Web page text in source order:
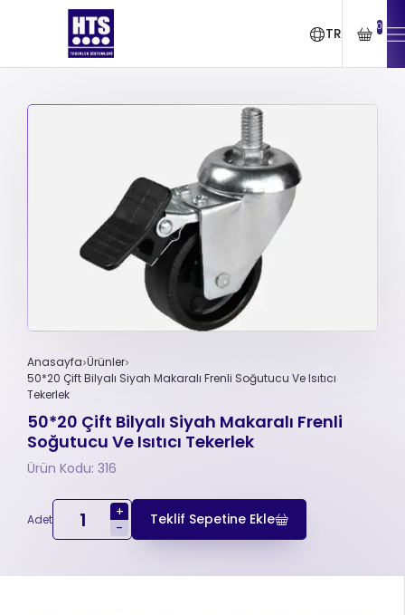
TR 0
Anasayfa Ürünler
50*20 Çift Bilyalı Siyah Makaralı Frenli Soğutucu Ve Isıtıcı
Tekerlek
50*20 Çift Bilyalı Siyah Makaralı Frenli
Soğutucu Ve Isıtıcı Tekerlek
Ürün Kodu: 316
Adet
+
-
Teklif Sepetine Ekle